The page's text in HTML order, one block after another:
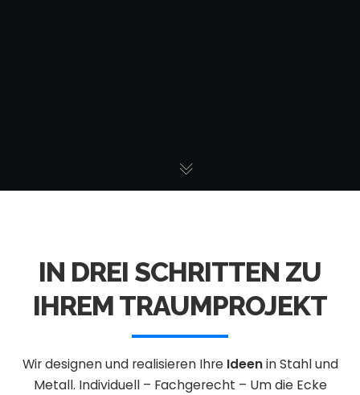
IN DREI SCHRITTEN ZU
IHREM TRAUMPROJEKT
Wir designen und realisieren Ihre Ideenin Stahl und
Metall. Individuell – Fachgerecht – Um die Ecke